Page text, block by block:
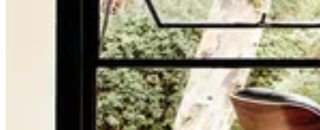
За свою долгую и плодотворную карьеру Чарльз и Рэй Имз
создали огромное количество шедевров мебельного дизайна,
которые и по сей день считаются эталонами стиля и
функциональности. Их работы не только украшают интерьеры
частных домов и общественных пространств по всему миру,
но и являются неотъемлемой частью экспозиций ведущих
музеев современного искусства.
Среди наиболее известных коллекций Eames стоит отметить